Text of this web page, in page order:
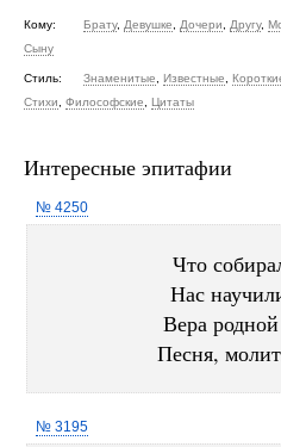
Кому: Брату, Девушке Дочери Другу,
Сыну
Стиль: Знаменитые Известные
Стихи
Философские Цитаты
Интересные эпитафии
№ 4250
Что
Нас
Вера
Песня,
№ 3195